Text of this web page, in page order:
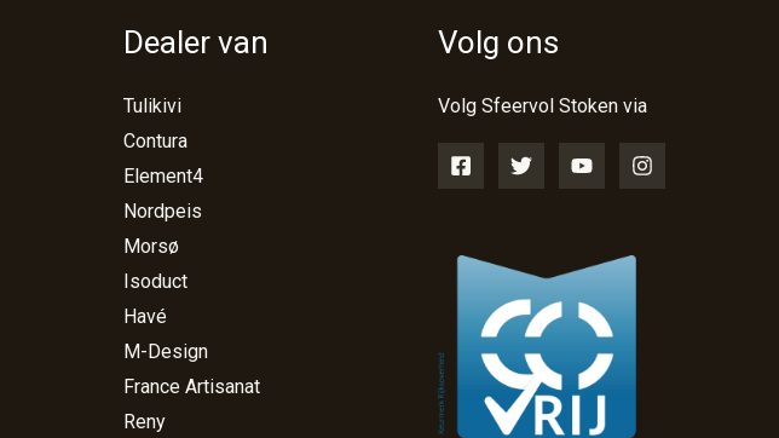
Dealer van
Tulikivi
Contura
Element4
Nordpeis
Morsø
Isoduct
Havé
M-Design
France Artisanat
Reny
Volg ons
Volg Sfeervol Stoken via